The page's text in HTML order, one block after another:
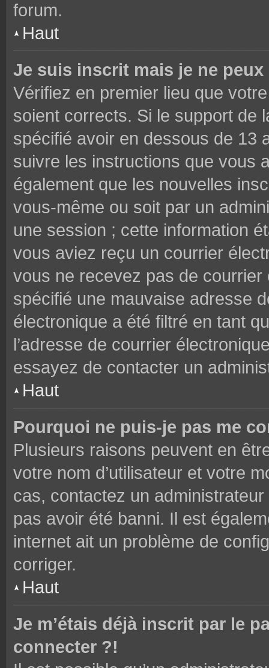
forum.
Haut
Je suis inscrit mais je ne
Vérifiez en premier lieu que
soient corrects. Si le support de
spécifié avoir en dessous de 13
suivre les instructions que vous
également que les nouvelles
vous-même ou soit par un
une session ; cette information
vous aviez reçu un courrier
vous ne recevez pas de
spécifié une mauvaise adresse
électronique a été filtré en tant
l’adresse de courrier
essayez de contacter un
Haut
Pourquoi ne puis-je pas me
Plusieurs raisons peuvent en
votre nom d’utilisateur et votre
cas, contactez un
pas avoir été banni. Il est
internet ait un problème de
corriger.
Haut
Je m’étais déjà inscrit par le
connecter ?!